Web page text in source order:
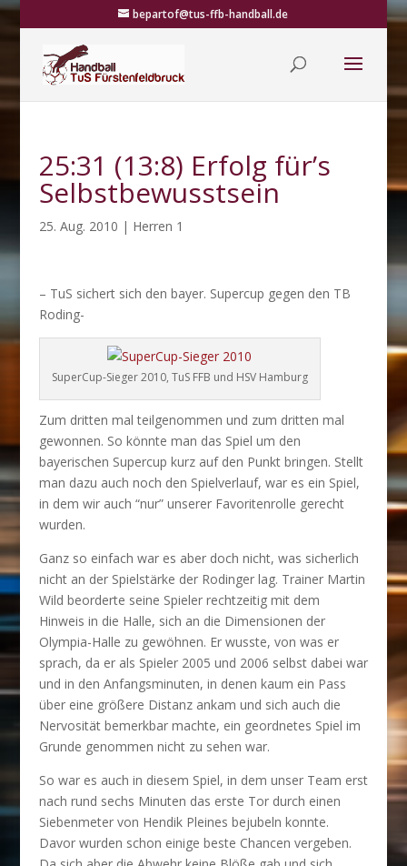
bepartof@tus-ffb-handball.de
25:31 (13:8) Erfolg für’s
Selbstbewusstsein
25. Aug. 2010 | Herren 1
– TuS sichert sich den bayer. Supercup gegen den TB
Roding-
SuperCup-Sieger 2010, TuS FFB und HSV Hamburg
Zum dritten mal teilgenommen und zum dritten mal
gewonnen. So könnte man das Spiel um den
bayerischen Supercup kurz auf den Punkt bringen. Stellt
man dazu auch noch den Spielverlauf, war es ein Spiel,
in dem wir auch “nur” unserer Favoritenrolle gerecht
wurden.
Ganz so einfach war es aber doch nicht, was sicherlich
nicht an der Spielstärke der Rodinger lag. Trainer Martin
Wild beorderte seine Spieler rechtzeitig mit dem
Hinweis in die Halle, sich an die Dimensionen der
Olympia-Halle zu gewöhnen. Er wusste, von was er
sprach, da er als Spieler 2005 und 2006 selbst dabei war
und in den Anfangsminuten, in denen kaum ein Pass
über eine größere Distanz ankam und sich auch die
Nervosität bemerkbar machte, ein geordnetes Spiel im
Grunde genommen nicht zu sehen war.
So war es auch in diesem Spiel, in dem unser Team erst
nach rund sechs Minuten das erste Tor durch einen
Siebenmeter von Hendik Pleines bejubeln konnte.
Davor wurden schon einige beste Chancen vergeben.